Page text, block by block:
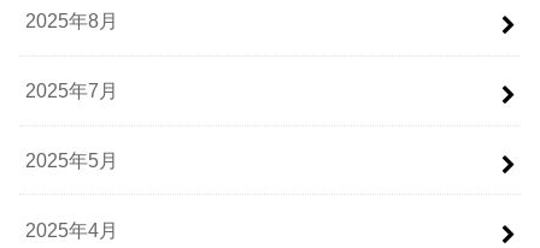
2025年8月
2025年7月
2025年5月
2025年4月